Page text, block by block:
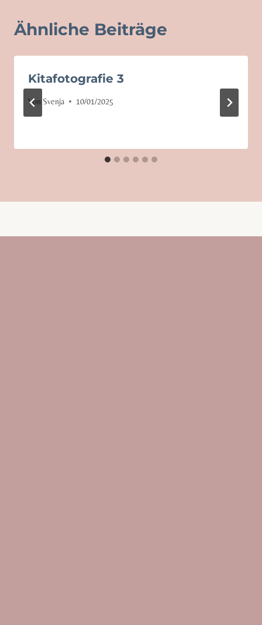
Ähnliche Beiträge
Kitafotografie 3
Von Svenja 10/01/2025